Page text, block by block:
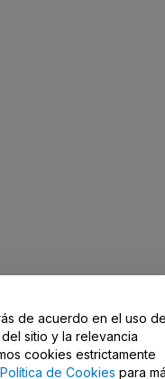
de acuerdo en el uso
sitio y la relevancia
cookies estrictamente
Política de Cookies para